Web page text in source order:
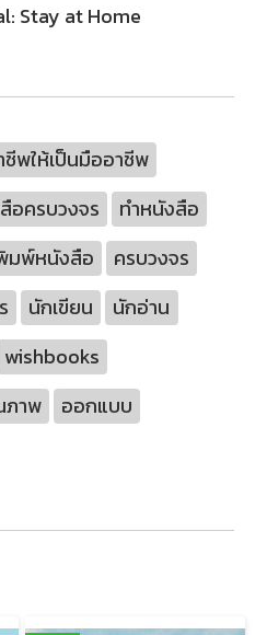
Stay at Home
ชีพให้เป็นมืออาชีพ
อครบวงจร
ทำหนังสือ
มพ์หนังสือ
ครบวงจร
นักเขียน
นักอ่าน
wishbooks
าพ
ออกแบบ